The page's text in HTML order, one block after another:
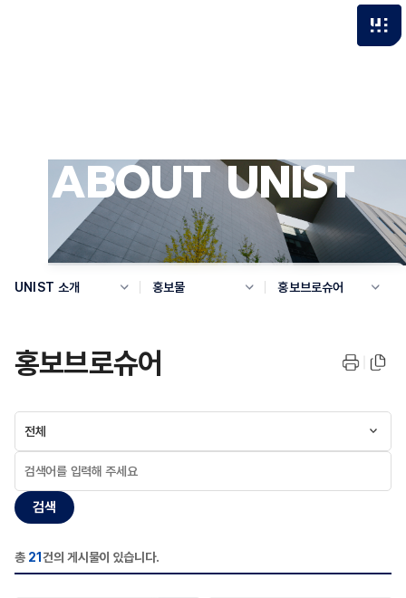
ABOUT UNIST
UNIST 소개 홍보물 홍보브로슈어
홍보브로슈어
전체
검색
총 21건의 게시물이 있습니다.